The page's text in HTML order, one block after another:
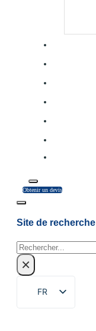
Obtenir un devis
Site de recherche
Rechercher
×
FR
EN